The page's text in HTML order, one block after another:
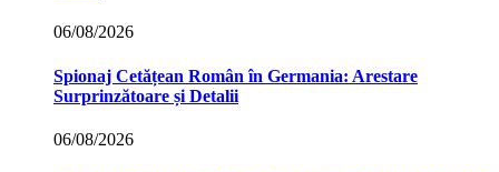
06/08/2026
Spionaj Cetățean Român în Germania: Arestare
Surprinzătoare și Detalii
06/08/2026